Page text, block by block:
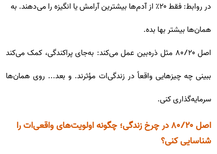
در روابط: فقط ۲۰٪ از آدم‌ها بیشترین آرامش یا انگیزه را می‌دهند. به
همان‌ها بیشتر بها بده.
اصل ۸۰/۲۰ مثل ذره‌بین عمل می‌کند: به‌جای پراکندگی، کمک می‌کند
ببینی چه چیزهایی واقعاً در زندگی‌ات مؤثرند. و بعد... روی همان‌ها
سرمایه‌گذاری کنی.
اصل ۸۰/۲۰ در چرخ زندگی؛ چگونه اولویت‌های واقعی‌ات را
شناسایی کنی؟